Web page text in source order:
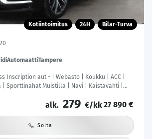
Kotiintoimitus 24H Bilar-Turva
AutomaattiTampere
Inscription aut - | Webasto | Koukku | ACC |
| Sporttinahat Muistilla | Navi | Kaistavahti |
alk. 279 €/kk27 890 €
Soita